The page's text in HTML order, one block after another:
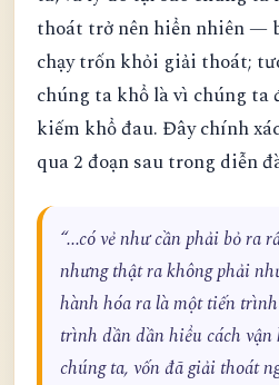
thoát trở nên hiển nhiên —
chạy trốn khỏi giải thoát;
chúng ta khổ là vì chúng
kiếm khổ đau. Đây chính
qua 2 đoạn sau trong diễn
“...có vẻ như cần phải bỏ
nhưng thật ra không phải
hành hóa ra là một tiến
trình dần dần hiểu cách vận
chúng ta, vốn đã giải thoát